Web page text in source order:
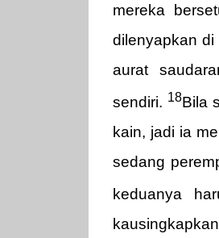
mereka
dilenyapkan
aurat
sendiri. 18Bila
kain, jadi ia
sedang
keduanya